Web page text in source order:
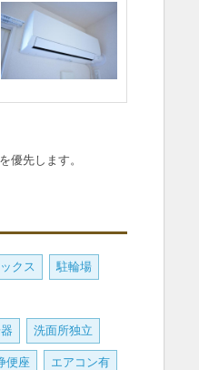
バルコニー
優先します。
クス 駐輪場
洗面所独立
便座 エアコン有